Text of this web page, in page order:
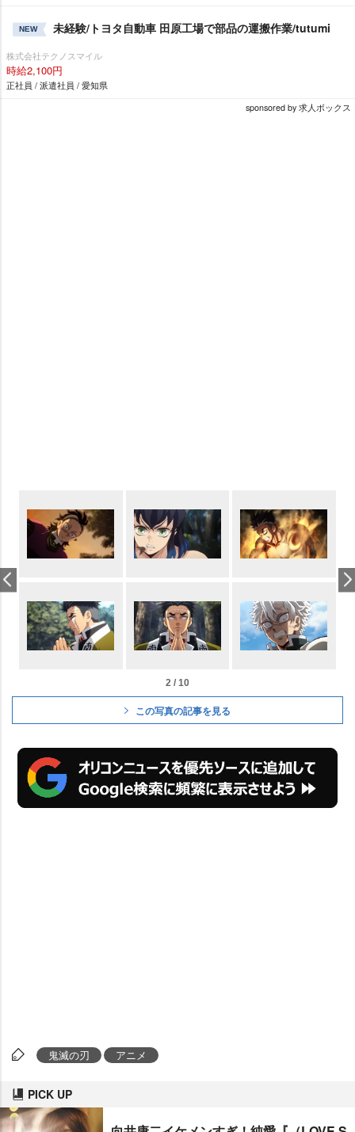
NEW 未経験/トヨタ自動車 田原工場で部品の運搬作業/tutumi
株式会社テクノスマイル
時給2,100円
正社員 / 派遣社員 / 愛知県
sponsored by 求人ボックス
2 / 10
この写真の記事を見る
鬼滅の刃 アニメ
PICK UP